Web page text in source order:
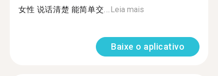
女性 说话清楚 能简单交...Leia mais
Baixe o aplicativo